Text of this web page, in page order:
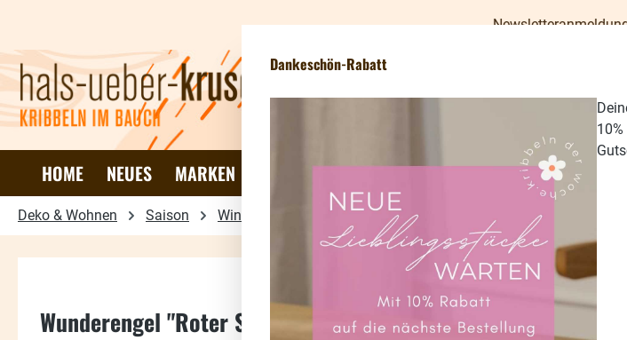
Newsletteranmeldung - Erhalten
HOME NEUES MARKEN DEKO & WOHNEN TISCH & KÜCHE GESCHENKE
Deko & Wohnen Saison Winter & Weihnachten Baumschmuck & Hänger
Wunderengel "Roter Schal"
Dankeschön-Rabatt